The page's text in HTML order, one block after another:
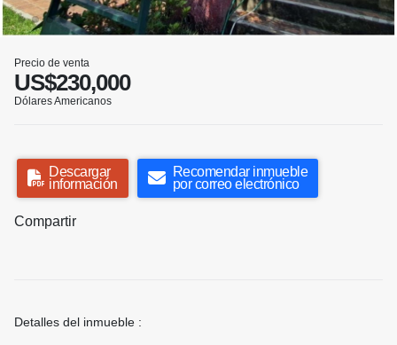
Precio de venta
US$230,000
Dólares Americanos
Descargar
información
Recomendar inmueble
por correo electrónico
Compartir
Detalles del inmueble :